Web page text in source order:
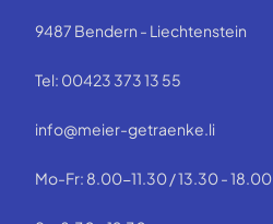
9487 Bendern - Liechtenstein
Tel: 00423 373 13 55
info@meier-getraenke.li
Mo-Fr: 8.00-11.30 / 13.30 - 18.00